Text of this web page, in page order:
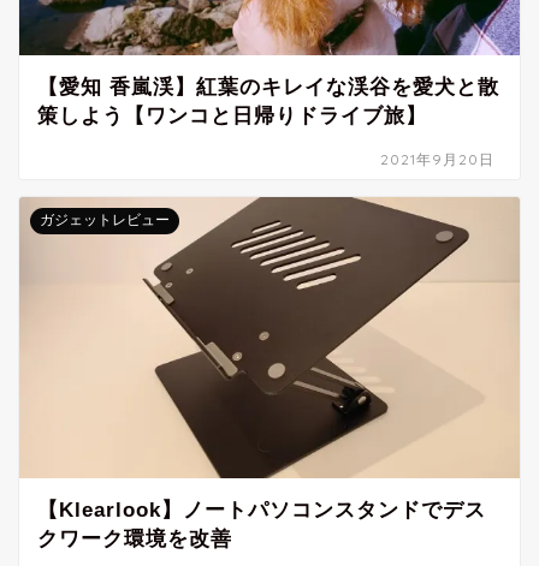
【愛知 香嵐渓】紅葉のキレイな渓谷を愛犬と散
策しよう【ワンコと日帰りドライブ旅】
2021年9月20日
ガジェットレビュー
【Klearlook】ノートパソコンスタンドでデス
クワーク環境を改善